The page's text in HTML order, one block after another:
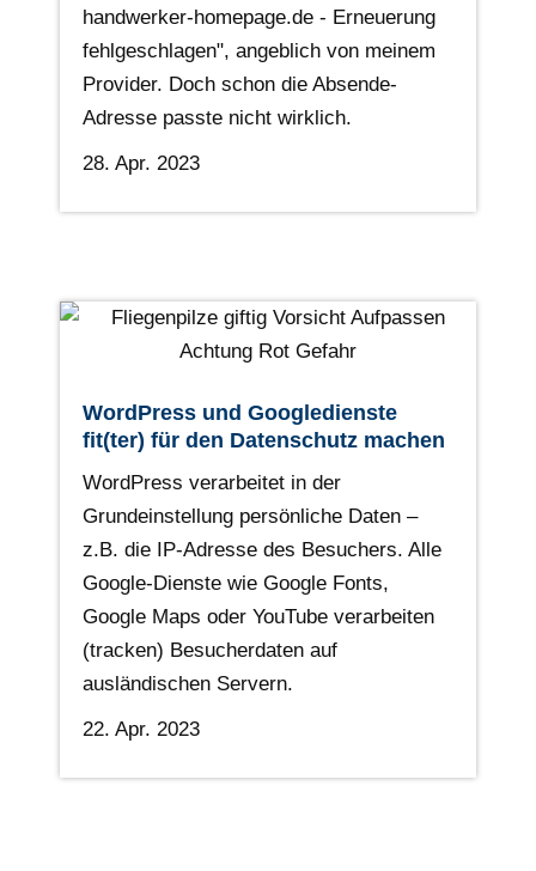
handwerker-homepage.de - Erneuerung
fehlgeschlagen", angeblich von meinem
Provider. Doch schon die Absende-
Adresse passte nicht wirklich.
28. Apr. 2023
WordPress und Googledienste
fit(ter) für den Datenschutz machen
WordPress verarbeitet in der
Grundeinstellung persönliche Daten –
z.B. die IP-Adresse des Besuchers. Alle
Google-Dienste wie Google Fonts,
Google Maps oder YouTube verarbeiten
(tracken) Besucherdaten auf
ausländischen Servern.
22. Apr. 2023